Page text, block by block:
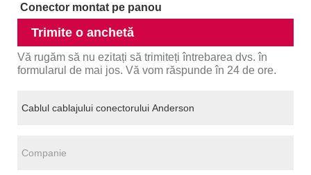
Conector montat pe panou
Trimite o anchetă
Vă rugăm să nu ezitați să trimiteți întrebarea dvs. în
formularul de mai jos. Vă vom răspunde în 24 de ore.